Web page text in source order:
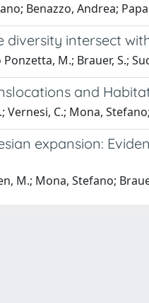
Benazzo, Andrea;
intersect
M.; Brauer, S.;
and
Vernesi, C.; Mona,
expansion:
M.; Mona, Stefano;